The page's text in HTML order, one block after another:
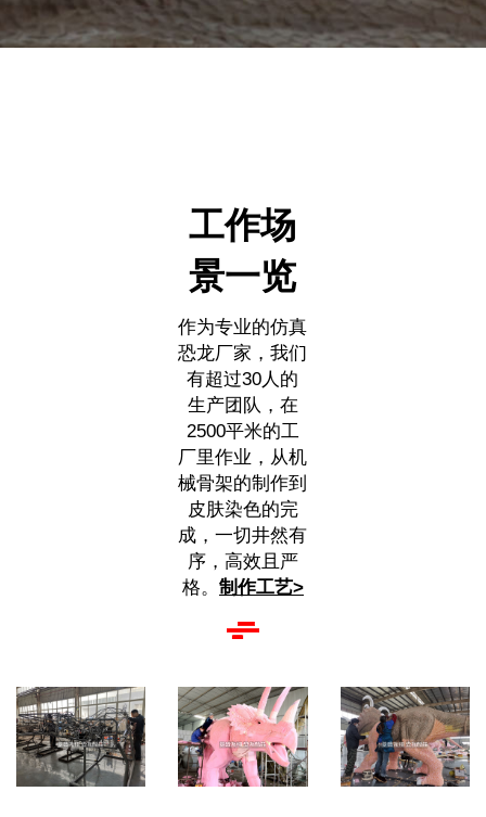
工作场
景一览
作为专业的仿真
恐龙厂家，我们
有超过30人的
生产团队，在
2500平米的工
厂里作业，从机
械骨架的制作到
皮肤染色的完
成，一切井然有
序，高效且严
格。 制作工艺>